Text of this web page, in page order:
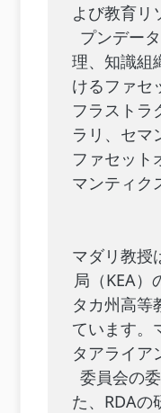
よび教育リ
プンデー
理、知識組
けるファセ
フラストラ
ラリ、セマ
ファセット
マンティク
マダリ教授
局（KEA）
タカ州高等
ています。
タアライア
委員会の
た、RDAの